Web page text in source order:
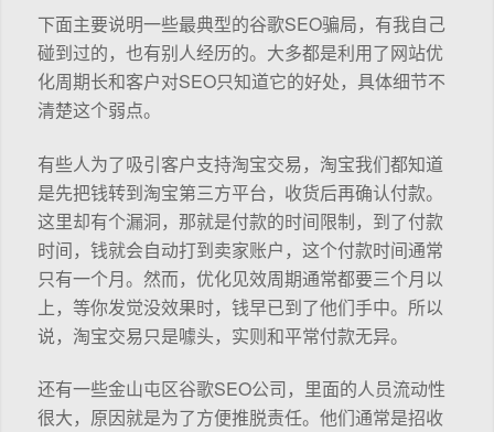
下面主要说明一些最典型的谷歌SEO骗局，有我自己
碰到过的，也有别人经历的。大多都是利用了网站优
化周期长和客户对SEO只知道它的好处，具体细节不
清楚这个弱点。
有些人为了吸引客户支持淘宝交易，淘宝我们都知道
是先把钱转到淘宝第三方平台，收货后再确认付款。
这里却有个漏洞，那就是付款的时间限制，到了付款
时间，钱就会自动打到卖家账户，这个付款时间通常
只有一个月。然而，优化见效周期通常都要三个月以
上，等你发觉没效果时，钱早已到了他们手中。所以
说，淘宝交易只是噱头，实则和平常付款无异。
还有一些金山屯区谷歌SEO公司，里面的人员流动性
很大，原因就是为了方便推脱责任。他们通常是招收